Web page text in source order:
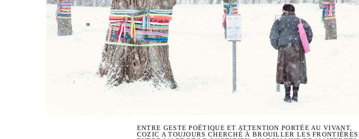
ENTRE GESTE POÉTIQUE ET ATTENTION PORTÉE AU VIVANT,
COZIC A TOUJOURS CHERCHÉ À BROUILLER LES FRONTIÈRES